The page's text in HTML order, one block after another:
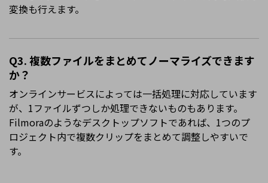
変換も行えます。
Q3. 複数ファイルをまとめてノーマライズできます
か？
オンラインサービスによっては一括処理に対応しています
が、1ファイルずつしか処理できないものもあります。
Filmoraのようなデスクトップソフトであれば、1つのプ
ロジェクト内で複数クリップをまとめて調整しやすいで
す。